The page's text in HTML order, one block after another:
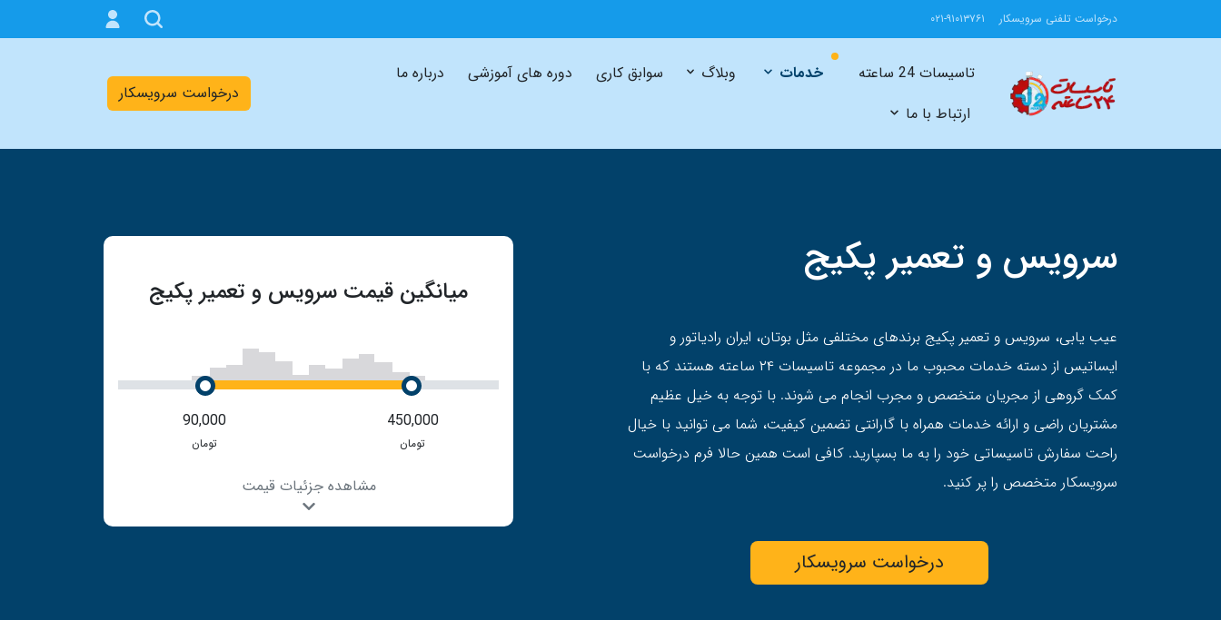
درخواست تلفنی سرویسکار ۰۲۱-۹۱۰۱۳۷۶۱
تاسیسات 24 ساعته خدمات وبلاگ سوابق کاری دوره های آموزشی
درباره ما
ارتباط با ما
درخواست سرویسکار
سرویس و تعمیر پکیج
عیب یابی، سرویس و تعمیر پکیج برندهای مختلفی مثل بوتان، ايران رادیاتور و
ایساتیس از دسته خدمات محبوب ما در مجموعه تاسیسات ۲۴ ساعته هستند که با
کمک گروهی از مجریان متخصص و مجرب انجام می شوند. با توجه به خیل عظیم
مشتریان راضی و ارائه خدمات همراه با گارانتی تضمین کیفیت، شما می توانید با خیال
راحت سفارش تاسیساتی خود را به ما بسپارید. کافی است همین حالا فرم درخواست
سرویسکار متخصص را پر کنید.
درخواست سرویسکار
میانگین قیمت سرویس و تعمیر پکیج
450,000
تومان
90,000
تومان
مشاهده جزئیات قیمت